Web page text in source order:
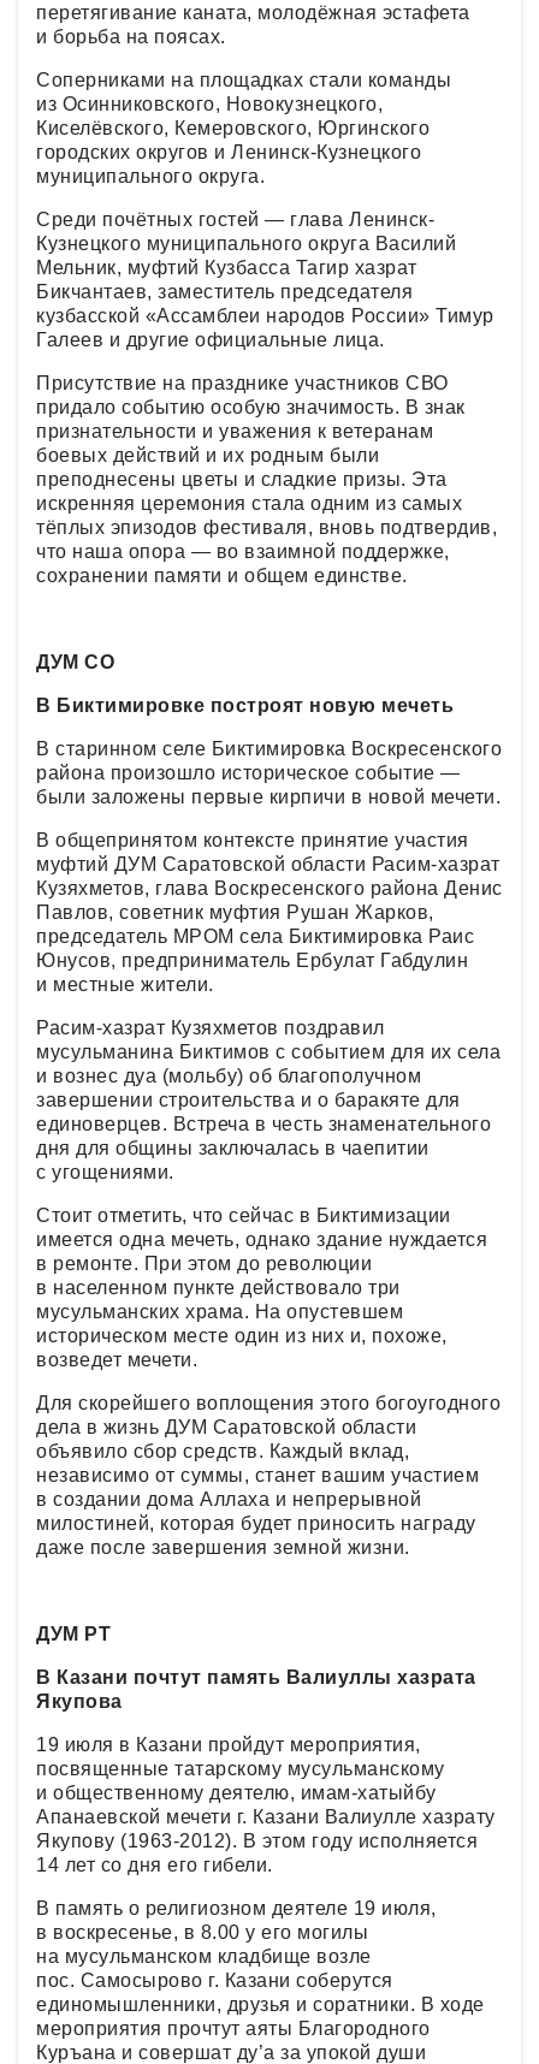
перетягивание каната, молодёжная эстафета
и борьба на поясах.
Соперниками на площадках стали команды
из Осинниковского, Новокузнецкого,
Киселёвского, Кемеровского, Юргинского
городских округов и Ленинск-Кузнецкого
муниципального округа.
Среди почётных гостей — глава Ленинск-
Кузнецкого муниципального округа Василий
Мельник, муфтий Кузбасса Тагир хазрат
Бикчантаев, заместитель председателя
кузбасской «Ассамблеи народов России» Тимур
Галеев и другие официальные лица.
Присутствие на празднике участников СВО
придало событию особую значимость. В знак
признательности и уважения к ветеранам
боевых действий и их родным были
преподнесены цветы и сладкие призы. Эта
искренняя церемония стала одним из самых
тёплых эпизодов фестиваля, вновь подтвердив,
что наша опора — во взаимной поддержке,
сохранении памяти и общем единстве.
ДУМ СО
В Биктимировке построят новую мечеть
В старинном селе Биктимировка Воскресенского
района произошло историческое событие —
были заложены первые кирпичи в новой мечети.
В общепринятом контексте принятие участия
муфтий ДУМ Саратовской области Расим-хазрат
Кузяхметов, глава Воскресенского района Денис
Павлов, советник муфтия Рушан Жарков,
председатель МРОМ села Биктимировка Раис
Юнусов, предприниматель Ербулат Габдулин
и местные жители.
Расим-хазрат Кузяхметов поздравил
мусульманина Биктимов с событием для их села
и вознес дуа (мольбу) об благополучном
завершении строительства и о баракяте для
единоверцев. Встреча в честь знаменательного
дня для общины заключалась в чаепитии
с угощениями.
Стоит отметить, что сейчас в Биктимизации
имеется одна мечеть, однако здание нуждается
в ремонте. При этом до революции
в населенном пункте действовало три
мусульманских храма. На опустевшем
историческом месте один из них и, похоже,
возведет мечети.
Для скорейшего воплощения этого богоугодного
дела в жизнь ДУМ Саратовской области
объявило сбор средств. Каждый вклад,
независимо от суммы, станет вашим участием
в создании дома Аллаха и непрерывной
милостиней, которая будет приносить награду
даже после завершения земной жизни.
ДУМ РТ
В Казани почтут память Валиуллы хазрата
Якупова
19 июля в Казани пройдут мероприятия,
посвященные татарскому мусульманскому
и общественному деятелю, имам-хатыйбу
Апанаевской мечети г. Казани Валиулле хазрату
Якупову (1963-2012). В этом году исполняется
14 лет со дня его гибели.
В память о религиозном деятеле 19 июля,
в воскресенье, в 8.00 у его могилы
на мусульманском кладбище возле
пос. Самосырово г. Казани соберутся
единомышленники, друзья и соратники. В ходе
мероприятия прочтут аяты Благородного
Куръана и совершат ду’а за упокой души